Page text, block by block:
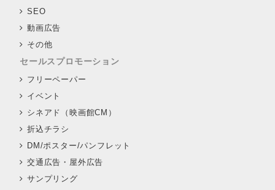
SEO
動画広告
その他
セールスプロモーション
フリーペーパー
イベント
シネアド（映画館CM）
折込チラシ
DM/ポスター/パンフレット
交通広告・屋外広告
サンプリング